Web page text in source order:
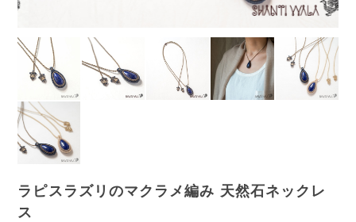
ラピスラズリのマクラメ編み 天然石ネックレ
ス